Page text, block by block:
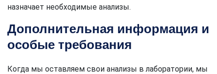
назначает необходимые анализы.
Дополнительная информация и
особые требования
Когда мы оставляем свои анализы в лаборатории, мы